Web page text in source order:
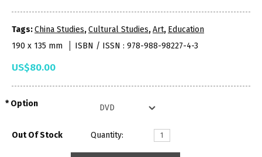
Tags:China Studies,Cultural Studies,Art, Education
190 x 135 mm
ISBN / ISSN : 978-988-98227-4-3
US$80.00
Option
Out Of Stock Quantity: